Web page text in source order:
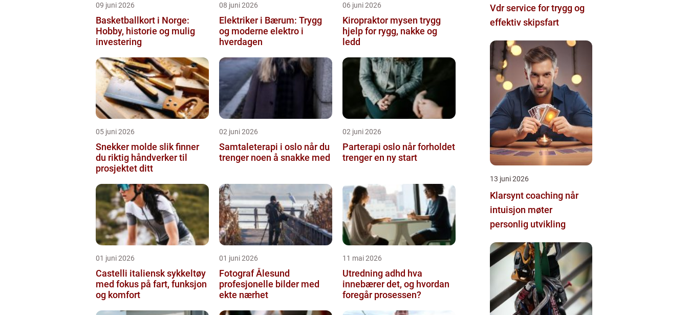
09 juni 2026
Basketballkort i Norge:
Hobby, historie og mulig
investering
08 juni 2026
Elektriker i Bærum: Trygg
og moderne elektro i
hverdagen
06 juni 2026
Kiropraktor mysen trygg
hjelp for rygg, nakke og
ledd
05 juni 2026
Snekker molde slik finner
du riktig håndverker til
prosjektet ditt
02 juni 2026
Samtaleterapi i oslo når du
trenger noen å snakke med
02 juni 2026
Parterapi oslo når forholdet
trenger en ny start
01 juni 2026
Castelli italiensk sykkeltøy
med fokus på fart, funksjon
og komfort
01 juni 2026
Fotograf Ålesund
profesjonelle bilder med
ekte nærhet
11 mai 2026
Utredning adhd hva
innebærer det, og hvordan
foregår prosessen?
Vdr service for trygg og
effektiv skipsfart
13 juni 2026
Klarsynt coaching når
intuisjon møter
personlig utvikling